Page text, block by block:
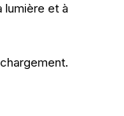
lumière et à